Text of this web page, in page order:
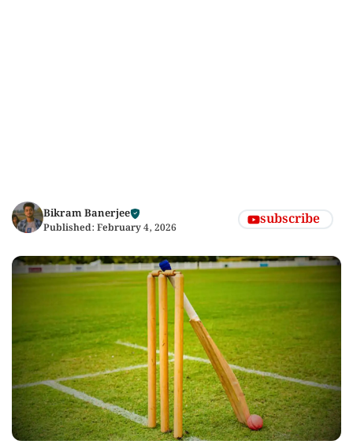
Bikram Banerjee
Published: February 4, 2026 subscribe